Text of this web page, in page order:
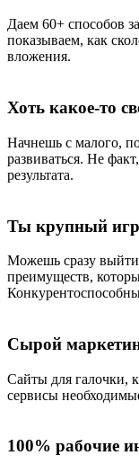
Даем 60+ способов
показываем, как
вложения.
Хоть какое-то
Начнешь с малого,
развиваться. Не
результата.
Ты крупный
Можешь сразу
преимуществ,
Сырой
Сайты для галочки,
сервисы
100% рабочие